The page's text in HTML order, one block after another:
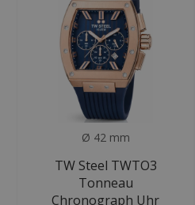
Ø 42 mm
TW Steel TWTO3
Tonneau
Chronograph Uhr